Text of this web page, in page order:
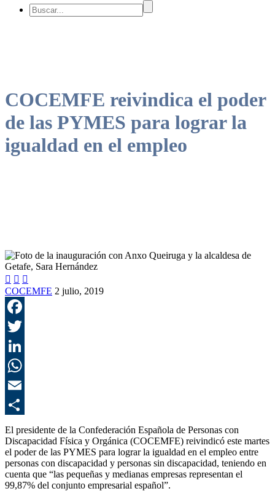
COCEMFE reivindica el poder
de las PYMES para lograr la
igualdad en el empleo
  
COCEMFE 2 julio, 2019
El presidente de la Confederación Española de Personas con
Discapacidad Física y Orgánica (COCEMFE) reivindicó este martes
el poder de las PYMES para lograr la igualdad en el empleo entre
personas con discapacidad y personas sin discapacidad, teniendo en
cuenta que “las pequeñas y medianas empresas representan el
99,87% del conjunto empresarial español”.